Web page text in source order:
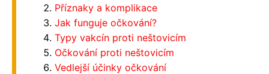
Příznaky a komplikace
Jak funguje očkování?
Typy vakcín proti neštovicím
Očkování proti neštovicím
Vedlejší účinky očkování